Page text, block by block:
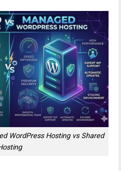
WordPress Hosting vs Shared